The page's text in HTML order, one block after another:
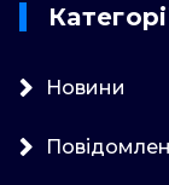
Новини